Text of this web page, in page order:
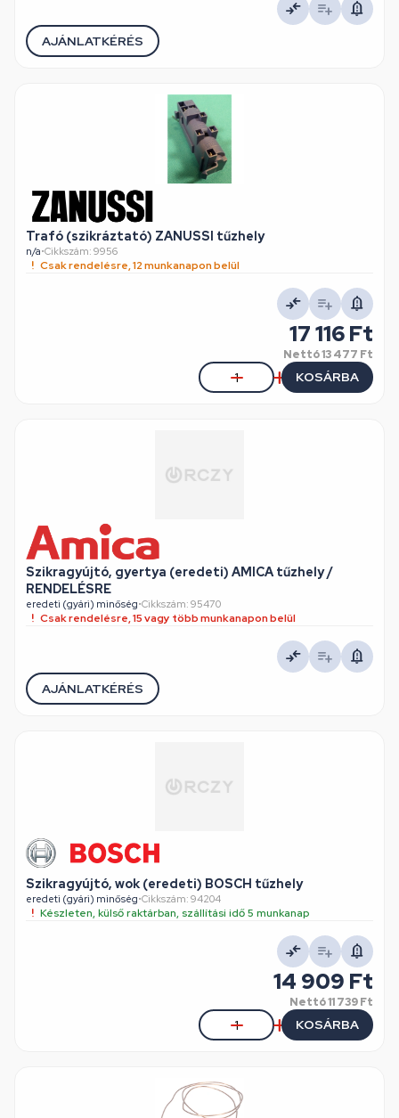
AJÁNLATKÉRÉS
Trafó (szikráztató) ZANUSSI tűzhely
n/a•Cikkszám: 9956
Csak rendelésre, 12 munkanapon belül
17 116 Ft
Nettó13 477 Ft
KOSÁRBA
Szikragyújtó, gyertya (eredeti) AMICA tűzhely /
RENDELÉSRE
eredeti (gyári) minőség•Cikkszám: 95470
Csak rendelésre, 15 vagy több munkanapon belül
AJÁNLATKÉRÉS
Szikragyújtó, wok (eredeti) BOSCH tűzhely
eredeti (gyári) minőség•Cikkszám: 94204
Készleten, külső raktárban, szállítási idő 5 munkanap
14 909 Ft
Nettó11 739 Ft
KOSÁRBA